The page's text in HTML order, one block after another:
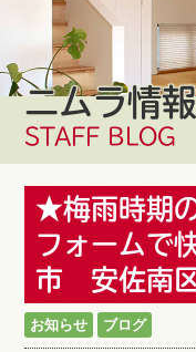
ニムラ情
STAFF BLOG
★梅雨時期
フォームで
市 安佐南
お知らせ ブログ